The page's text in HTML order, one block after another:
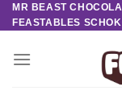
Zum
Inhalt
MR BEAST
FEASTABLES